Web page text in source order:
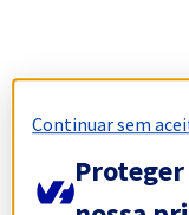
Continuar sem